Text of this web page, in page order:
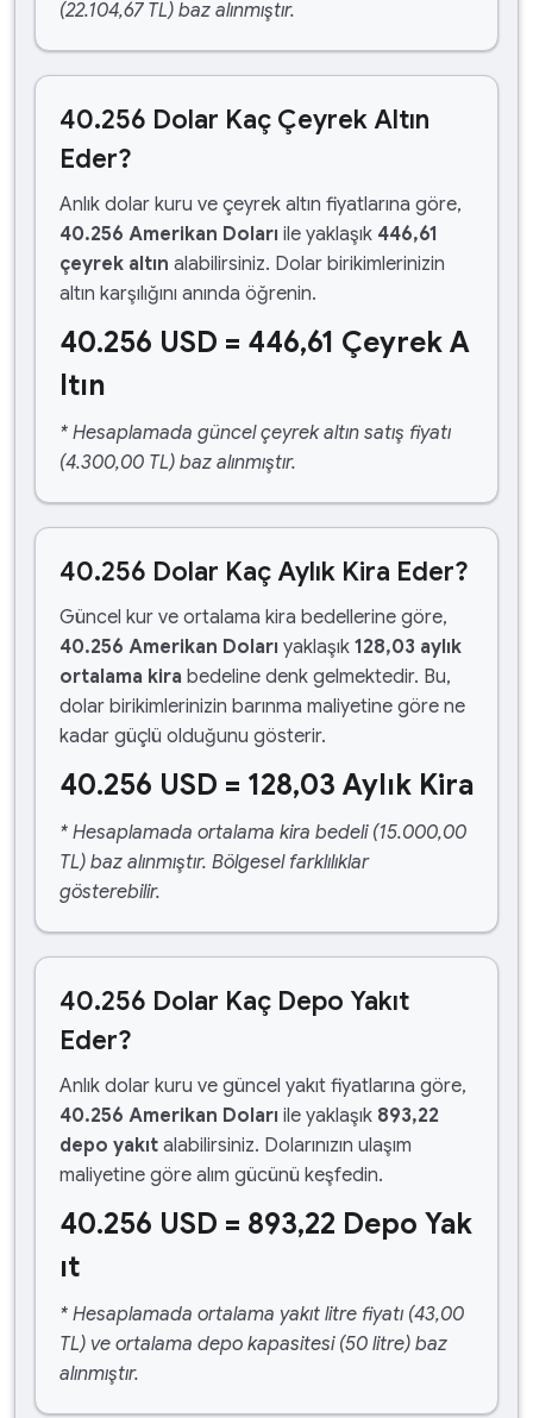
(22.104,67 TL) baz alınmıştır.
40.256 Dolar Kaç Çeyrek Altın
Eder?
Anlık dolar kuru ve çeyrek altın fiyatlarına göre,
40.256 Amerikan Doları ile yaklaşık 446,61
çeyrek altın alabilirsiniz. Dolar birikimlerinizin
altın karşılığını anında öğrenin.
40.256 USD = 446,61 Çeyrek A
ltın
* Hesaplamada güncel çeyrek altın satış fiyatı
(4.300,00 TL) baz alınmıştır.
40.256 Dolar Kaç Aylık Kira Eder?
Güncel kur ve ortalama kira bedellerine göre,
40.256 Amerikan Doları yaklaşık 128,03 aylık
ortalama kira bedeline denk gelmektedir. Bu,
dolar birikimlerinizin barınma maliyetine göre ne
kadar güçlü olduğunu gösterir.
40.256 USD = 128,03 Aylık Kira
* Hesaplamada ortalama kira bedeli (15.000,00
TL) baz alınmıştır. Bölgesel farklılıklar
gösterebilir.
40.256 Dolar Kaç Depo Yakıt
Eder?
Anlık dolar kuru ve güncel yakıt fiyatlarına göre,
40.256 Amerikan Doları ile yaklaşık 893,22
depo yakıt alabilirsiniz. Dolarınızın ulaşım
maliyetine göre alım gücünü keşfedin.
40.256 USD = 893,22 Depo Yak
ıt
* Hesaplamada ortalama yakıt litre fiyatı (43,00
TL) ve ortalama depo kapasitesi (50 litre) baz
alınmıştır.